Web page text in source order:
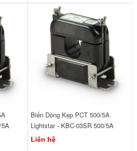
Biến Dòng Kẹp PCT 500/5A
Lightstar - KBC-03SR 500/5A
Liên hệ